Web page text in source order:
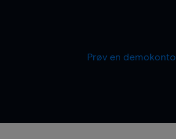
Prøv en demokonto